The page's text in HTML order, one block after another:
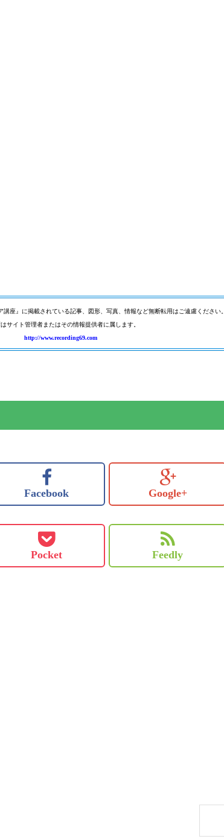
座』に掲載されている記事、図形、写真、情報など無断転用はご遠慮ください。
サイト管理者またはその情報提供者に属します。
http://www.recording69.com
Facebook Google+
Pocket Feedly